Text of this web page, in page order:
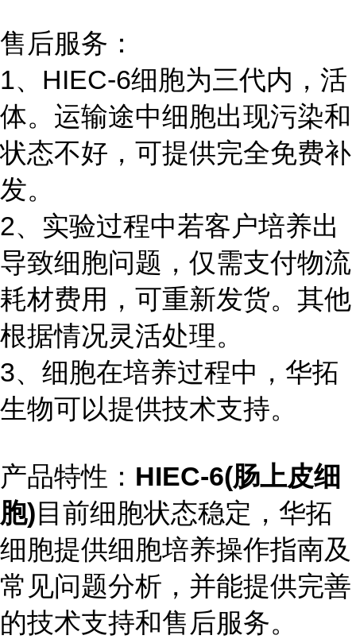
售后服务：
1、HIEC-6细胞为三代内，活
体。运输途中细胞出现污染和
状态不好，可提供完全免费补
发。
2、实验过程中若客户培养出
导致细胞问题，仅需支付物流
耗材费用，可重新发货。其他
根据情况灵活处理。
3、细胞在培养过程中，华拓
生物可以提供技术支持。
产品特性： HIEC-6(肠上皮细
胞)目前细胞状态稳定，华拓
细胞提供细胞培养操作指南及
常见问题分析，并能提供完善
的技术支持和售后服务。